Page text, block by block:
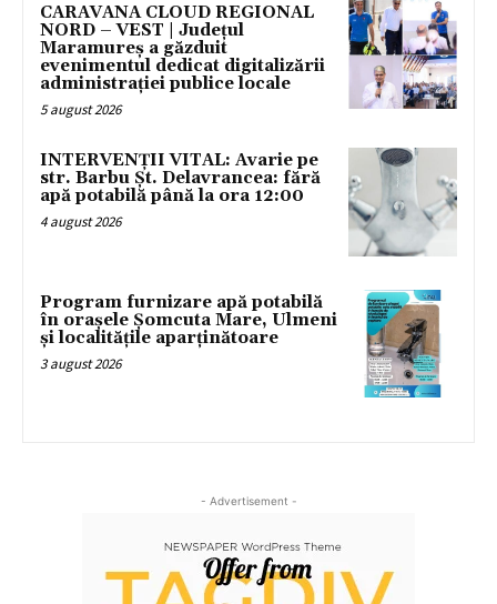
CARAVANA CLOUD REGIONAL
NORD – VEST | Județul
Maramureș a găzduit
evenimentul dedicat digitalizării
administrației publice locale
5 august 2026
INTERVENȚII VITAL: Avarie pe
str. Barbu Șt. Delavrancea: fără
apă potabilă până la ora 12:00
4 august 2026
Program furnizare apă potabilă
în orașele Șomcuta Mare, Ulmeni
și localitățile aparținătoare
3 august 2026
- Advertisement -